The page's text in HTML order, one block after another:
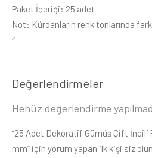
Paket İçeriği: 25 adet
Not: Kürdanların renk tonlarında
“
Değerlendirmeler
Henüz değerlendirme
“25 Adet Dekoratif Gümüş Çift İncili
mm” için yorum yapan ilk kişi siz olun